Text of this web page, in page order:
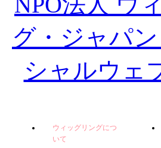
ウィッグリングにつ
いて